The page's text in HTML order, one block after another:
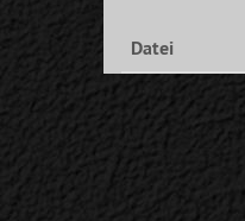
Datei